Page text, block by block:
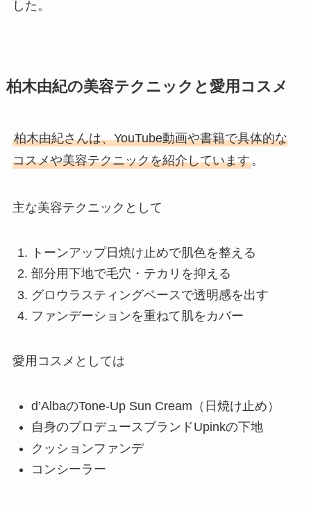
した。
柏木由紀の美容テクニックと愛用コスメ
柏木由紀さんは、YouTube動画や書籍で具体的な
コスメや美容テクニックを紹介しています。
主な美容テクニックとして
トーンアップ日焼け止めで肌色を整える
部分用下地で毛穴・テカリを抑える
グロウラスティングベースで透明感を出す
ファンデーションを重ねて肌をカバー
愛用コスメとしては
d’AlbaのTone-Up Sun Cream（日焼け止め）
自身のプロデュースブランドUpinkの下地
クッションファンデ
コンシーラー